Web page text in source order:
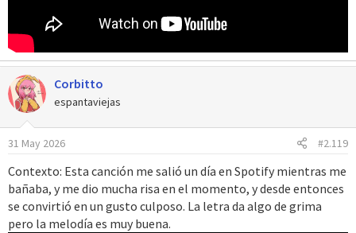
Corbitto
espantaviejas
31 May 2026 #2.119
Contexto: Esta canción me salió un día en Spotify mientras me
bañaba, y me dio mucha risa en el momento, y desde entonces
se convirtió en un gusto culposo. La letra da algo de grima
pero la melodía es muy buena.